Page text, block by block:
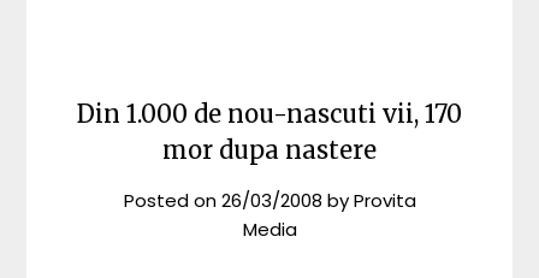
Din 1.000 de nou-nascuti vii, 170
mor dupa nastere
Posted on26/03/2008 byProvita
Media